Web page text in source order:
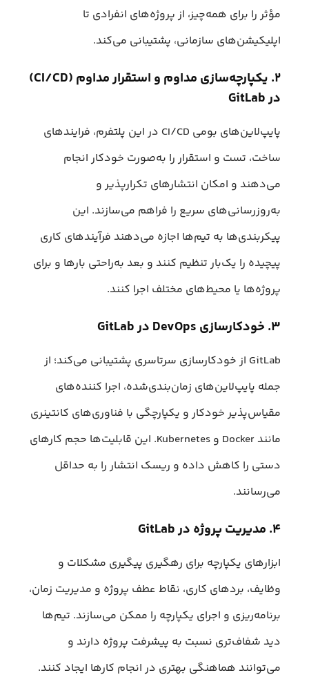
مؤثر را برای همه‌چیز، از پروژه‌های انفرادی تا
اپلیکیشن‌های سازمانی، پشتیبانی می‌کند.
۲. یکپارچه‌سازی مداوم و استقرار مداوم (CI/CD)
در GitLab
پایپ‌لاین‌های بومی CI/CD در این پلتفرم، فرایندهای
ساخت، تست و استقرار را به‌صورت خودکار انجام
می‌دهند و امکان انتشارهای تکرارپذیر و
به‌روزرسانی‌های سریع را فراهم می‌سازند. این
پیکربندی‌ها به تیم‌ها اجازه می‌دهند فرآیندهای کاری
پیچیده را یک‌بار تنظیم کنند و بعد به‌راحتی بارها و برای
پروژه‌ها یا محیط‌های مختلف اجرا کنند.
۳. خودکارسازی DevOps در GitLab
GitLab از خودکارسازی سرتاسری پشتیبانی می‌کند؛ از
جمله پایپ‌لاین‌های زمان‌بندی‌شده، اجرا کننده‌های
مقیاس‌پذیر خودکار و یکپارچگی با فناوری‌های کانتینری
مانند Docker و Kubernetes. این قابلیت‌ها حجم کارهای
دستی را کاهش داده و ریسک انتشار را به حداقل
می‌رسانند.
۴. مدیریت پروژه در GitLab
ابزارهای یکپارچه برای رهگیری پیگیری مشکلات و
وظایف، برد‌های کاری، نقاط عطف پروژه و مدیریت زمان،
برنامه‌ریزی و اجرای یکپارچه را ممکن می‌سازند. تیم‌ها
دید شفاف‌تری نسبت به پیشرفت پروژه دارند و
می‌توانند هماهنگی بهتری در انجام کارها ایجاد کنند.